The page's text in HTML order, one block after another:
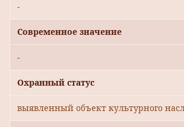
-
Современное значение
-
Охранный статус
выявленный объект культурного